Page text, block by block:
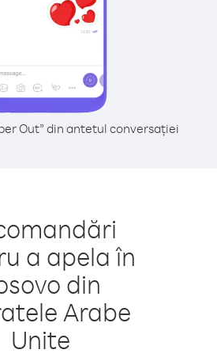
Out” din antetul conversației
a apela în
din
Arabe
Unite